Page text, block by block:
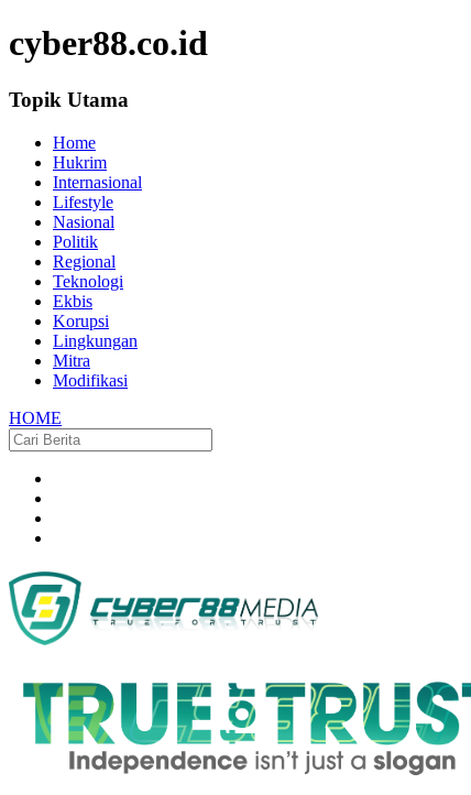
cyber88.co.id
Topik Utama
Home
Hukrim
Internasional
Lifestyle
Nasional
Politik
Regional
Teknologi
Ekbis
Korupsi
Lingkungan
Mitra
Modifikasi
HOME